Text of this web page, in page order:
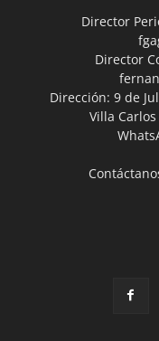
Director
Director
Dirección: 9 de
Villa